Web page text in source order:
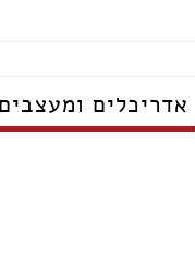
אדריכלים ומעצבים